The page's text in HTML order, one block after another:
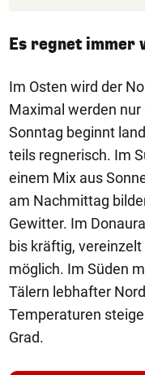
Es regnet immer
Im Osten wird der
Maximal werden nur
Sonntag beginnt
teils regnerisch. Im
einem Mix aus
am Nachmittag
Gewitter. Im
bis kräftig,
möglich. Im Süden
Tälern lebhafter
Temperaturen
Grad.